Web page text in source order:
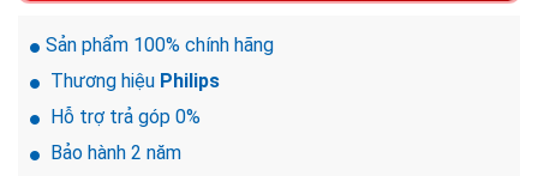
Sản phẩm 100% chính hãng
Thương hiệu Philips
Hỗ trợ trả góp 0%
Bảo hành 2 năm